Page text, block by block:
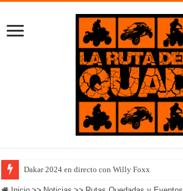
Dakar 2024 en directo con Willy Foxx